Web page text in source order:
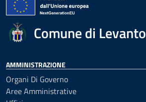
Comune di Levanto
AMMINISTRAZIONE
Organi Di Governo
Aree Amministrative